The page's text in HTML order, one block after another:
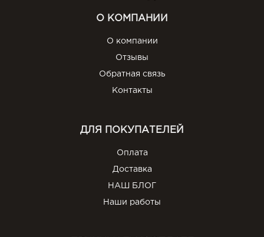
О КОМПАНИИ
О компании
Отзывы
Обратная связь
Контакты
ДЛЯ ПОКУПАТЕЛЕЙ
Оплата
Доставка
НАШ БЛОГ
Наши работы